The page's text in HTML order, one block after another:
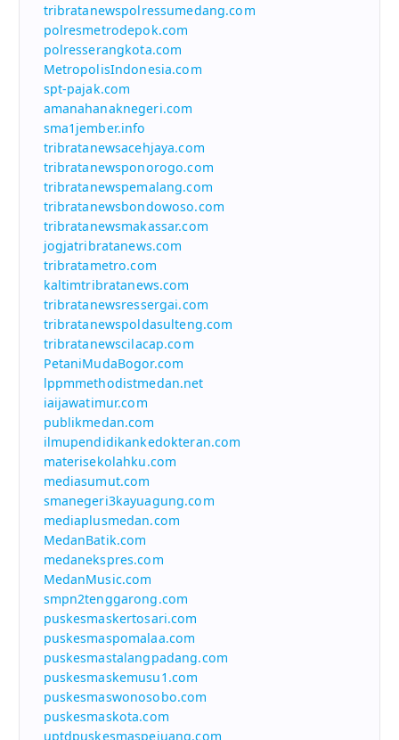
tribratanewspolressumedang.com
polresmetrodepok.com
polresserangkota.com
MetropolisIndonesia.com
spt-pajak.com
amanahanaknegeri.com
sma1jember.info
tribratanewsacehjaya.com
tribratanewsponorogo.com
tribratanewspemalang.com
tribratanewsbondowoso.com
tribratanewsmakassar.com
jogjatribratanews.com
tribratametro.com
kaltimtribratanews.com
tribratanewsressergai.com
tribratanewspoldasulteng.com
tribratanewscilacap.com
PetaniMudaBogor.com
lppmmethodistmedan.net
iaijawatimur.com
publikmedan.com
ilmupendidikankedokteran.com
materisekolahku.com
mediasumut.com
smanegeri3kayuagung.com
mediaplusmedan.com
MedanBatik.com
medanekspres.com
MedanMusic.com
smpn2tenggarong.com
puskesmaskertosari.com
puskesmaspomalaa.com
puskesmastalangpadang.com
puskesmaskemusu1.com
puskesmaswonosobo.com
puskesmaskota.com
uptdpuskesmaspejuang.com